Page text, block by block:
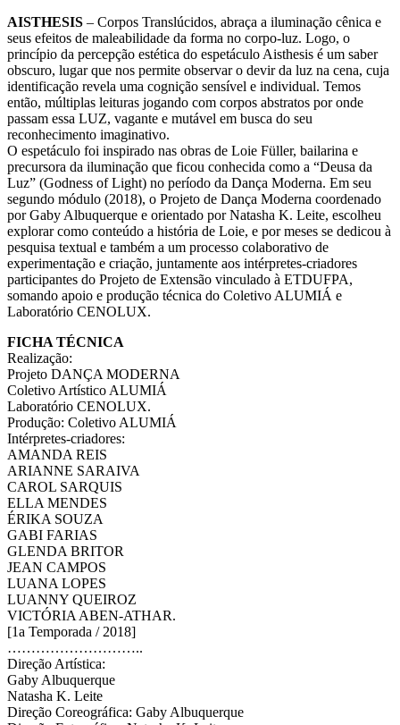
AISTHESIS – Corpos Translúcidos, abraça a iluminação cênica e
seus efeitos de maleabilidade da forma no corpo-luz. Logo, o
princípio da percepção estética do espetáculo Aisthesis é um saber
obscuro, lugar que nos permite observar o devir da luz na cena, cuja
identificação revela uma cognição sensível e individual. Temos
então, múltiplas leituras jogando com corpos abstratos por onde
passam essa LUZ, vagante e mutável em busca do seu
reconhecimento imaginativo.
O espetáculo foi inspirado nas obras de Loie Füller, bailarina e
precursora da iluminação que ficou conhecida como a “Deusa da
Luz” (Godness of Light) no período da Dança Moderna. Em seu
segundo módulo (2018), o Projeto de Dança Moderna coordenado
por Gaby Albuquerque e orientado por Natasha K. Leite, escolheu
explorar como conteúdo a história de Loie, e por meses se dedicou à
pesquisa textual e também a um processo colaborativo de
experimentação e criação, juntamente aos intérpretes-criadores
participantes do Projeto de Extensão vinculado à ETDUFPA,
somando apoio e produção técnica do Coletivo ALUMIÁ e
Laboratório CENOLUX.
FICHA TÉCNICA
Realização:
Projeto DANÇA MODERNA
Coletivo Artístico ALUMIÁ
Laboratório CENOLUX.
Produção: Coletivo ALUMIÁ
Intérpretes-criadores:
AMANDA REIS
ARIANNE SARAIVA
CAROL SARQUIS
ELLA MENDES
ÉRIKA SOUZA
GABI FARIAS
GLENDA BRITOR
JEAN CAMPOS
LUANA LOPES
LUANNY QUEIROZ
VICTÓRIA ABEN-ATHAR.
[1a Temporada / 2018]
………………………..
Direção Artística:
Gaby Albuquerque
Natasha K. Leite
Direção Coreográfica: Gaby Albuquerque